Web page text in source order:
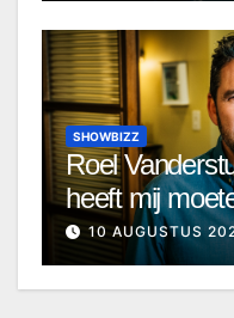
SHOWBIZZ
Roel
heeft mij
10 AUGUSTUS